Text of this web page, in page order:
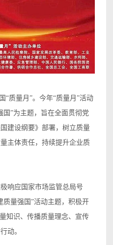
“质量月”。今年“质量月”活动
国”为主题，旨在全面贯彻党
建设纲要》部署，树立质量
主体责任，持续提升企业质
响应国家市场监管总局号
质量强国”活动主题，积极开
知识、传播质量理念、宣传
动。